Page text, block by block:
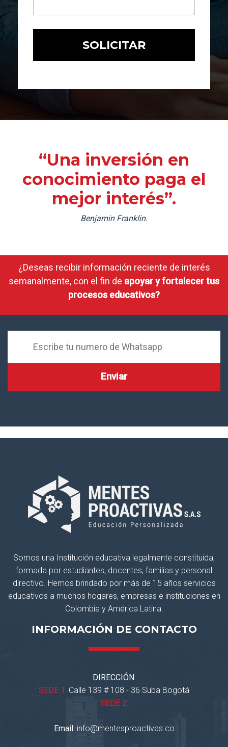
“Una inversión en
conocimiento paga el
mejor interés”.
Benjamin Franklin.
¿Deseas recibir información reciente de interés
semanalmente, con el fin de apoyar y fortalecer tus
procesos educativos?
Somos una Institución educativa legalmente constituida;
formada por estudiantes, docentes, familias y personal
directivo. Hemos brindado por más de 15 años servicios
educativos a muchos hogares, empresas e instituciones en
Colombia y América Latina.
INFORMACIÓN DE CONTACTO
DIRECCIÓN:
SEDE 1: Calle 139 # 108 - 36 Suba Bogotá
SEDE 2:
Email: info@mentesproactivas.co